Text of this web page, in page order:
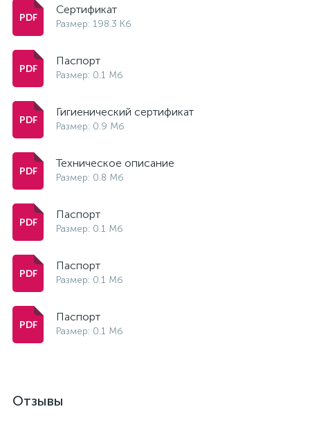
Сертификат
Размер: 198.3 Кб
Паспорт
Размер: 0.1 Мб
Гигиенический сертификат
Размер: 0.9 Мб
Техническое описание
Размер: 0.8 Мб
Паспорт
Размер: 0.1 Мб
Паспорт
Размер: 0.1 Мб
Паспорт
Размер: 0.1 Мб
Отзывы